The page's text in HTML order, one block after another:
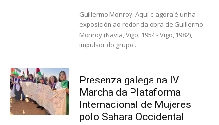
Guillermo Monroy. Aquí e agora é unha
exposición ao redor da obra de Guillermo
Monroy (Navia, Vigo, 1954 - Vigo, 1982),
impulsor do grupo...
Presenza galega na IV
Marcha da Plataforma
Internacional de Mujeres
polo Sahara Occidental